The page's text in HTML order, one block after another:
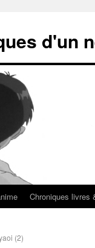
d'un
Chroniques livres
(2)